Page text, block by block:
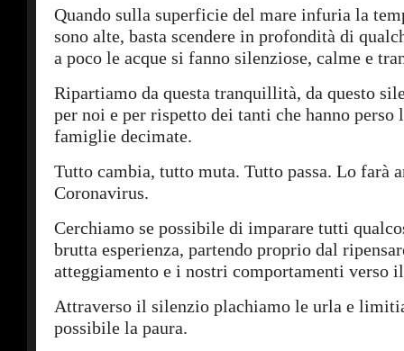
Quando sulla superficie del mare infuria la
sono alte, basta scendere in profondità di
a poco le acque si fanno silenziose, calme e
Ripartiamo da questa tranquillità, da questo
per noi e per rispetto dei tanti che hanno
famiglie decimate.
Tutto cambia, tutto muta. Tutto passa. Lo farà
Coronavirus.
Cerchiamo se possibile di imparare tutti
brutta esperienza, partendo proprio dal
atteggiamento e i nostri comportamenti verso
Attraverso il silenzio plachiamo le urla e
possibile la paura.